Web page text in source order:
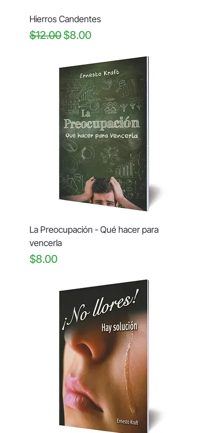
Hierros Candentes
Regular Price
$12.00Sale Price
$8.00
La Preocupación - Qué hacer para
vencerla
Price
$8.00